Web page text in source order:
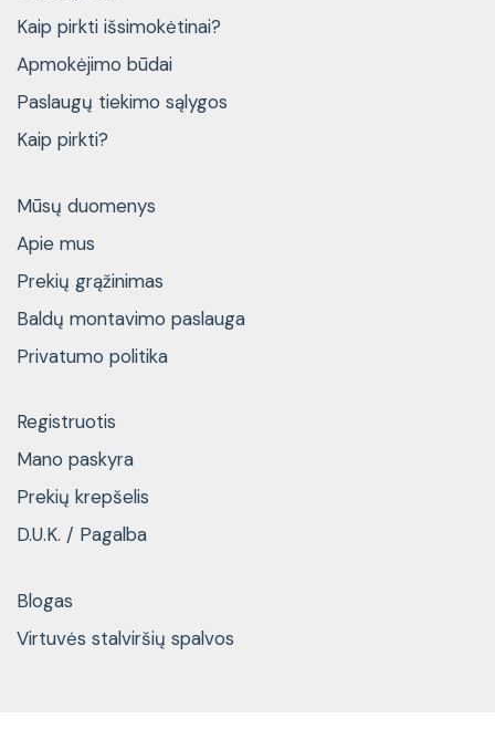
Kaip pirkti išsimokėtinai?
Apmokėjimo būdai
Paslaugų tiekimo sąlygos
Kaip pirkti?
Mūsų duomenys
Apie mus
Prekių grąžinimas
Baldų montavimo paslauga
Privatumo politika
Registruotis
Mano paskyra
Prekių krepšelis
D.U.K. / Pagalba
Blogas
Virtuvės stalviršių spalvos